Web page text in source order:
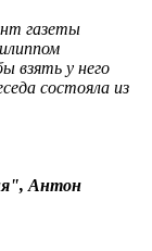
газеты
взять у него
состояла из
Антон